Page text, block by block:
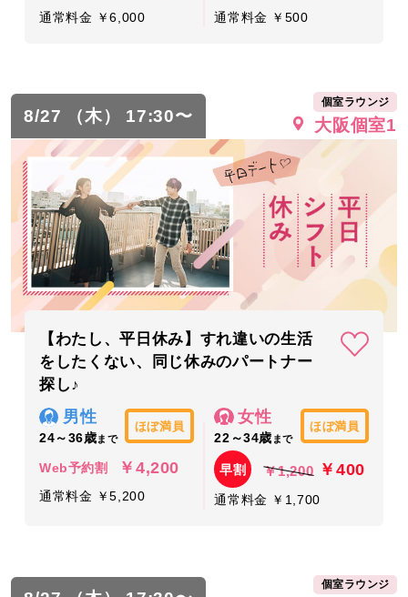
通常料金 ￥6,000 通常料金 ￥500
8/27 （木） 17:30〜
個室ラウンジ
大阪個室1
【わたし、平日休み】すれ違いの生活
をしたくない、同じ休みのパートナー
探し♪
男性
24～36歳まで
ほぼ満員
Web予約割 ￥4,200
通常料金 ￥5,200
女性
22～34歳 まで
ほぼ満員
早割 ￥1,200 ￥400
通常料金 ￥1,700
個室ラウンジ